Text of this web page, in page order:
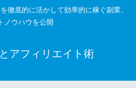
徹底的に活かして効率的に稼ぐ副業、
ノウハウを公開
アフィリエイト術